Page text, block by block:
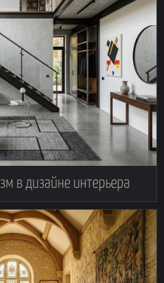
в дизайне интерьера